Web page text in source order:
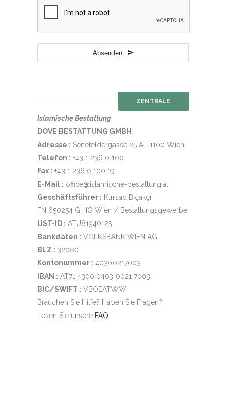
Absenden
ZENTRALE
Islamische Bestattung
DOVE BESTATTUNG GMBH
Adresse : Senefeldergasse 25 AT-1100 Wien
Telefon : +43 1 236 0 100
Fax : +43 1 236 0 100 19
E-Mail : office@islamische-bestattung.at
Geschäftsführer : Kürsad Bıçakçı
FN 650254 G HG Wien / Bestattungsgewerbe
UST-ID : ATU81940125
Bankdaten : VOLKSBANK WIEN AG
BLZ : 32000
Kontonummer : 40300217003
IBAN : AT71 4300 0403 0021 7003
BIC/SWIFT : VBOEATWW
Brauchen Sie Hilfe? Haben Sie Fragen?
Lesen Sie unsere FAQ